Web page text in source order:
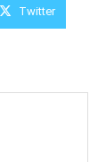
Twitter